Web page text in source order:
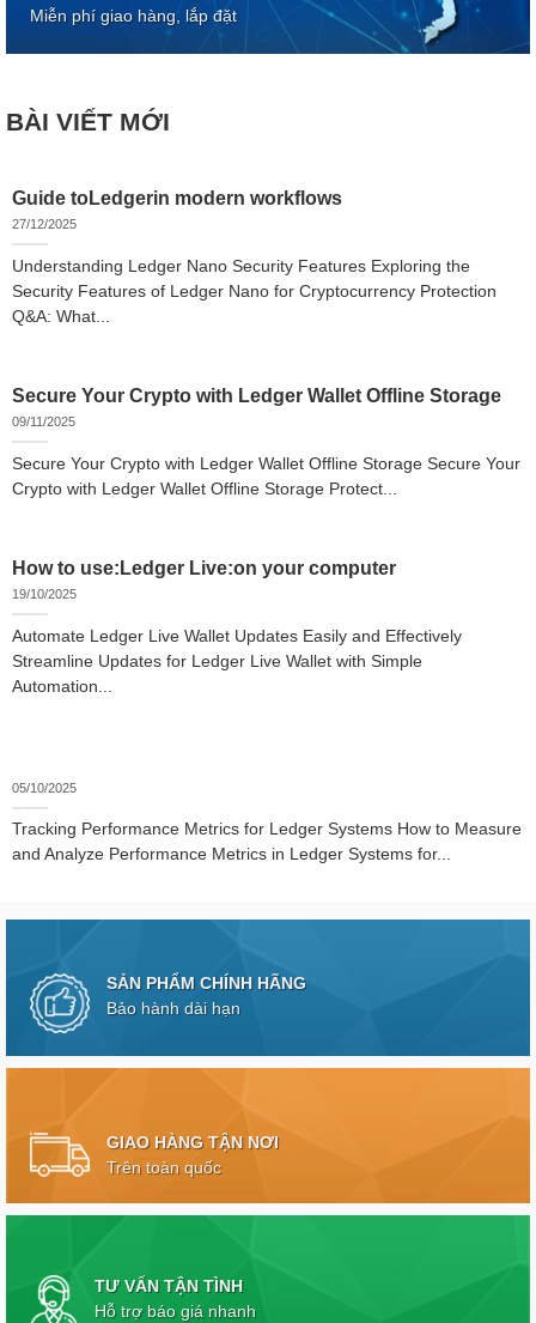
Miễn phí giao hàng, lắp đặt
BÀI VIẾT MỚI
Guide toLedgerin modern workflows
27/12/2025
Understanding Ledger Nano Security Features Exploring the
Security Features of Ledger Nano for Cryptocurrency Protection
Q&A: What...
Secure Your Crypto with Ledger Wallet Offline Storage
09/11/2025
Secure Your Crypto with Ledger Wallet Offline Storage Secure Your
Crypto with Ledger Wallet Offline Storage Protect...
How to use:Ledger Live:on your computer
19/10/2025
Automate Ledger Live Wallet Updates Easily and Effectively
Streamline Updates for Ledger Live Wallet with Simple
Automation...
05/10/2025
Tracking Performance Metrics for Ledger Systems How to Measure
and Analyze Performance Metrics in Ledger Systems for...
SẢN PHẨM CHÍNH HÃNG
Bảo hành dài hạn
GIAO HÀNG TẬN NƠI
Trên toàn quốc
TƯ VẤN TẬN TÌNH
Hỗ trợ báo giá nhanh